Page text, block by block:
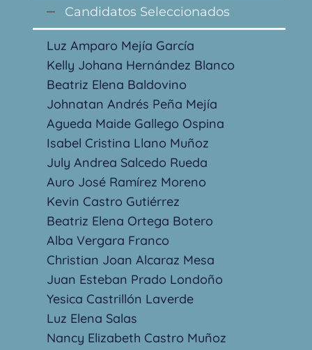
Candidatos Seleccionados
Luz Amparo Mejía García
Kelly Johana Hernández Blanco
Beatriz Elena Baldovino
Johnatan Andrés Peña Mejía
Agueda Maide Gallego Ospina
Isabel Cristina Llano Muñoz
July Andrea Salcedo Rueda
Auro José Ramírez Moreno
Kevin Castro Gutiérrez
Beatriz Elena Ortega Botero
Alba Vergara Franco
Christian Joan Alcaraz Mesa
Juan Esteban Prado Londoño
Yesica Castrillón Laverde
Luz Elena Salas
Nancy Elizabeth Castro Muñoz